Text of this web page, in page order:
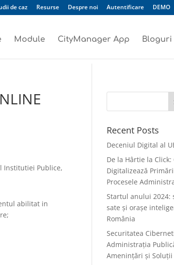
de caz Resurse Despre noi Autentificare DEMO
Module CityManager App Bloguri
Institutiei Publice,
abilitat in
Recent Posts
Deceniul Digital al
De la Hârtie la Click:
Digitalizează
Procesele
Startul anului 2024:
sate și orașe
România
Securitatea
Administrația
Amenințări și Soluții